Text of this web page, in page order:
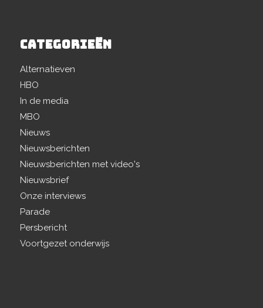
CATEGORIEËN
Alternatieven
HBO
In de media
MBO
Nieuws
Nieuwsberichten
Nieuwsberichten met video's
Nieuwsbrief
Onze interviews
Parade
Persbericht
Voortgezet onderwijs